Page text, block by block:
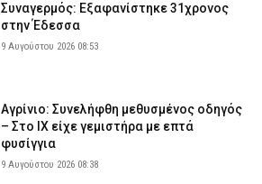
Συναγερμός: Εξαφανίστηκε 31χρονος
στην Έδεσσα
9 Αυγούστου 2026 08:53
Αγρίνιο: Συνελήφθη μεθυσμένος οδηγός
– Στο ΙΧ είχε γεμιστήρα με επτά
φυσίγγια
9 Αυγούστου 2026 08:38